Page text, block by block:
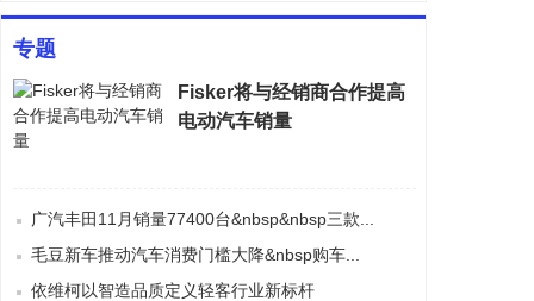
专题
Fisker将与经销商合作提高
电动汽车销量
广汽丰田11月销量77400台&nbsp&nbsp三款...
毛豆新车推动汽车消费门槛大降&nbsp购车...
依维柯以智造品质定义轻客行业新标杆